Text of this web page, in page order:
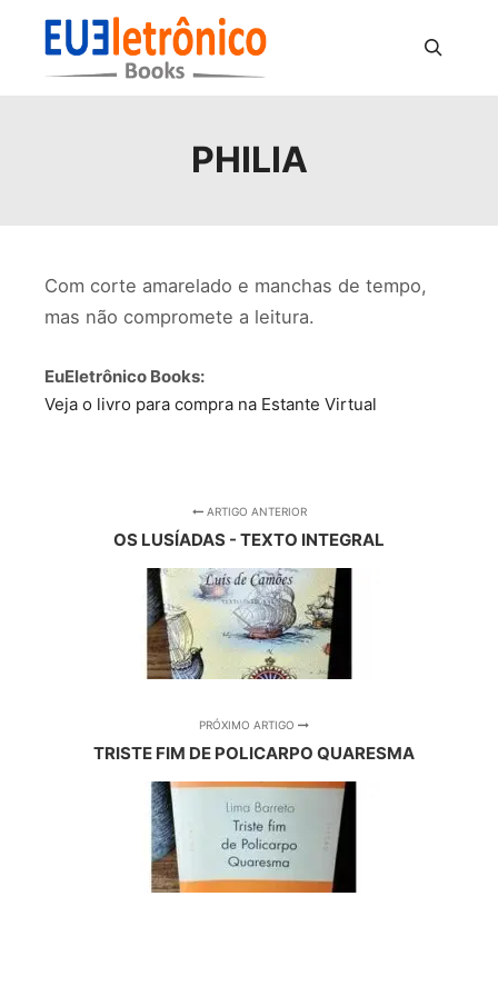
PHILIA
Com corte amarelado e manchas de tempo,
mas não compromete a leitura.
EuEletrônico Books:
Veja o livro para compra na Estante Virtual
ARTIGO ANTERIOR
OS LUSÍADAS - TEXTO INTEGRAL
PRÓXIMO ARTIGO
TRISTE FIM DE POLICARPO QUARESMA